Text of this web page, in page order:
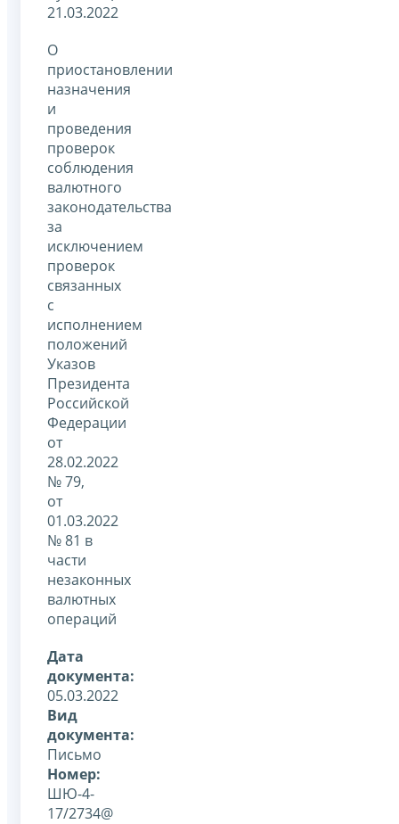
21.03.2022
О
приостановлении
назначения
и
проведения
проверок
соблюдения
валютного
законодательства
за
исключением
проверок
связанных
с
исполнением
положений
Указов
Президента
Российской
Федерации
от
28.02.2022
№ 79,
от
01.03.2022
№ 81 в
части
незаконных
валютных
операций
Дата
документа:
05.03.2022
Вид
документа:
Письмо
Номер:
ШЮ-4-
17/2734@